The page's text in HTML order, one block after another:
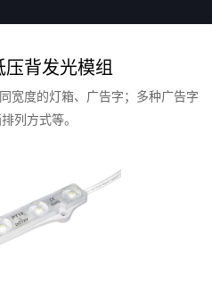
压背发光模组
宽度的灯箱、广告字；多种广告字
列方式等。